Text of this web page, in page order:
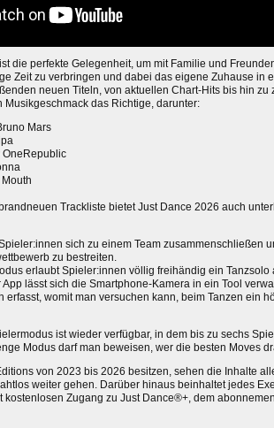
die perfekte Gelegenheit, um mit Familie und
Zeit zu verbringen und dabei das eigene Zuhause in
neuen Titeln, von aktuellen Chart-Hits bis hin zu
Musikgeschmack das Richtige, darunter:
Mars
OneRepublic
Trackliste bietet Just Dance 2026 auch
sich zu einem Team zusammenschließen
zu bestreiten.
erlaubt Spieler:innen völlig freihändig ein Tanzsolo
lässt sich die Smartphone-Kamera in ein Tool
erfasst, womit man versuchen kann, beim Tanzen ein
ist wieder verfügbar, in dem bis zu sechs
Modus darf man beweisen, wer die besten Moves
von 2023 bis 2026 besitzen, sehen die Inhalte
weiter gehen. Darüber hinaus beinhaltet jedes
kostenlosen Zugang zu Just Dance®+, dem